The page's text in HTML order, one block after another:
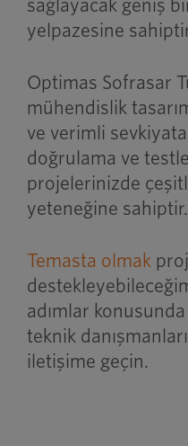
sağlayacak geniş
yelpazesine
Optimas Sofrasar
mühendislik
ve verimli
doğrulama ve
projelerinizde
yeteneğine sahiptir.
Temasta olmak
adımlar
teknik
iletişime geçin.